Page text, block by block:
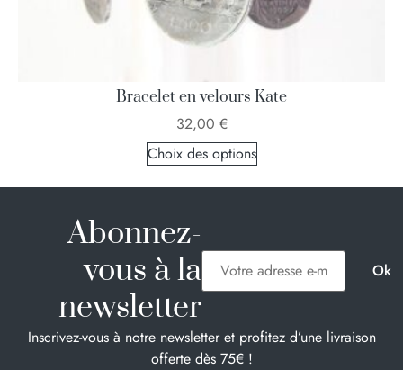
Bracelet en velours Kate
32,00 €
Choix des options
Abonnez-
vous à la
newsletter
Inscrivez-vous à notre newsletter et profitez d’une livraison
offerte dès 75€ !